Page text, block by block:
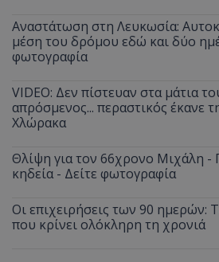
Αναστάτωση στη Λευκωσία:
μέση του δρόμου εδώ και δύο
φωτογραφία
VIDEO: Δεν πίστευαν στα μάτια
απρόσμενος... περαστικός έκανε
Χλώρακα
Θλίψη για τον 66χρονο Μιχάλη -
κηδεία - Δείτε φωτογραφία
Οι επιχειρήσεις των 90 ημερών:
που κρίνει ολόκληρη τη χρονιά